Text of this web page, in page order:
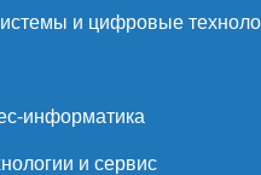
и цифровые
информатика
и сервис